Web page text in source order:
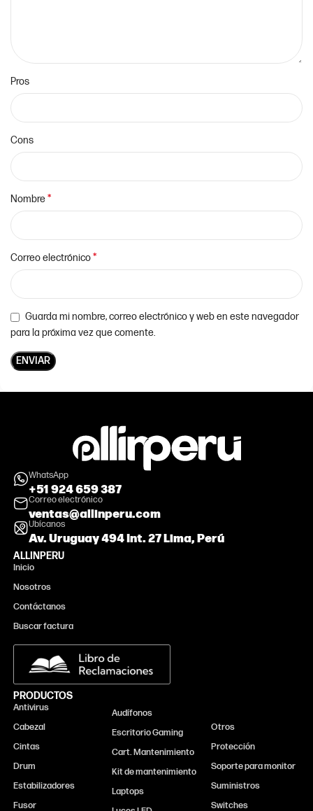
Pros
Cons
Nombre*
Correo electrónico*
Guarda mi nombre, correo electrónico y web en este navegador
para la próxima vez que comente.
WhatsApp
+51 924 659 387
Correo electrónico
ventas@allinperu.com
Ubícanos
Av. Uruguay 494 Int. 27 Lima, Perú
ALLINPERU
Inicio
Nosotros
Contáctanos
Buscar factura
PRODUCTOS
Antivirus
Cabezal
Cintas
Drum
Estabilizadores
Fusor
Audífonos
Escritorio Gaming
Cart. Mantenimiento
Kit de mantenimiento
Laptops
Otros
Protección
Soporte para monitor
Suministros
Switches